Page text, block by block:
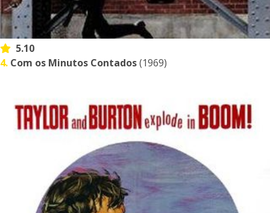
5.10
4. Com os Minutos Contados(1969)